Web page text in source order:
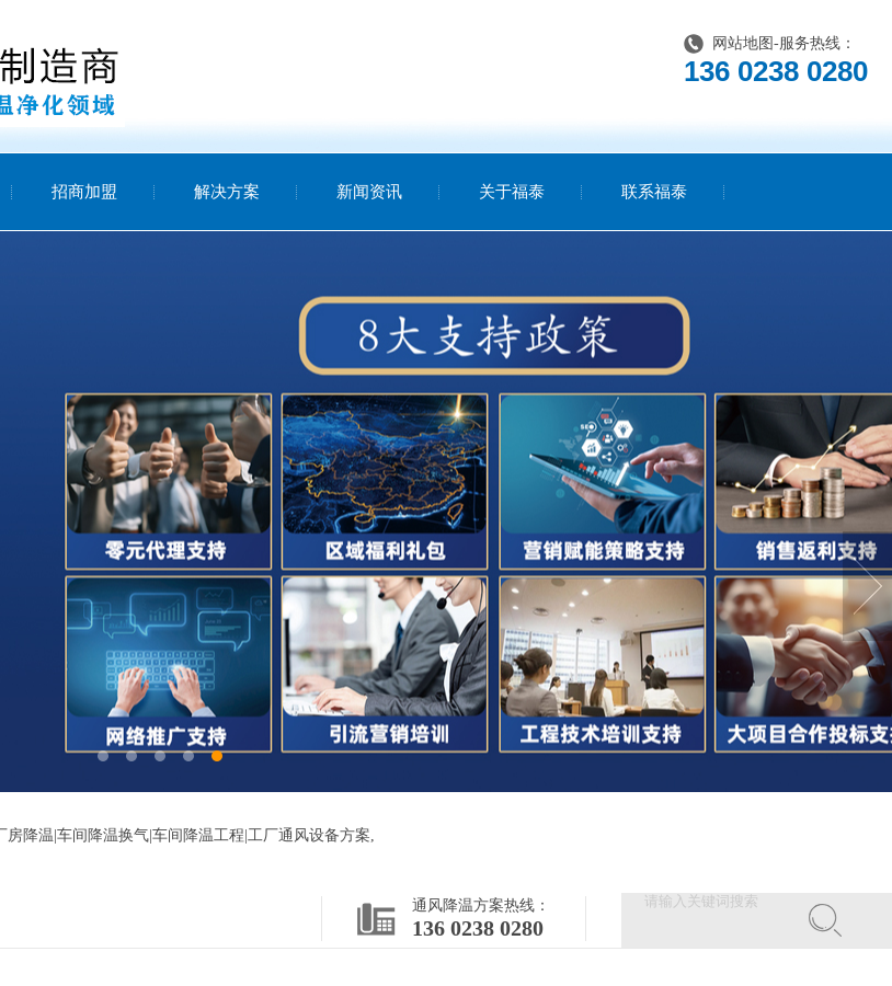
网站地图 -服务热线：
136 0238 0280
招商加盟 解决方案 新闻资讯 关于福泰 联系福泰
降温|车间降温换气|车间降温工程|工厂通风设备方案,
通风降温方案热线：
136 0238 0280